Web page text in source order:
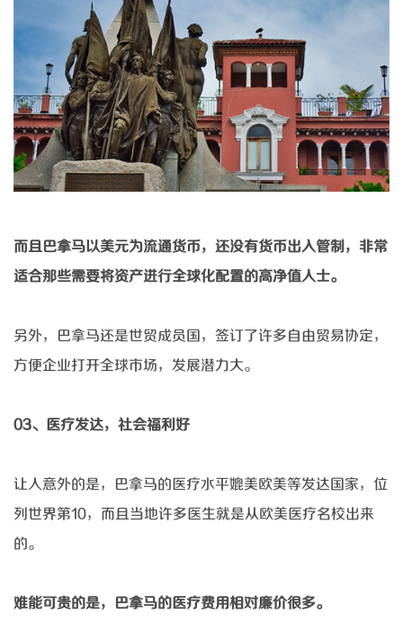
而且巴拿马以美元为流通货币，还没有货币出入管制，非常
适合那些需要将资产进行全球化配置的高净值人士。
另外，巴拿马还是世贸成员国，签订了许多自由贸易协定，
方便企业打开全球市场，发展潜力大。
03、 医疗发达，社会福利好
让人意外的是，巴拿马的医疗水平媲美欧美等发达国家，位
列世界第10，而且当地许多医生就是从欧美医疗名校出来
的。
难能可贵的是，巴拿马的医疗费用相对廉价很多。